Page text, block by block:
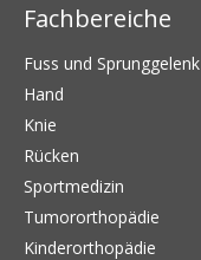
Fachbereiche
Fuss und Sprunggelenk
Hand
Knie
Rücken
Sportmedizin
Tumororthopädie
Kinderorthopädie